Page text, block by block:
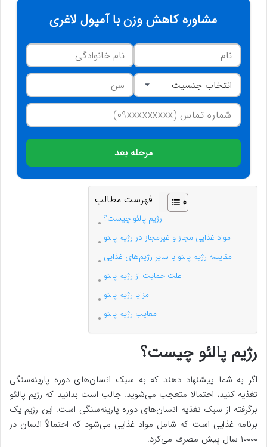
مشاوره کاهش وزن با آمپول لاغری
مرحله بعد
فهرست مطالب
رژیم پالئو چیست؟
مواد غذایی مجاز و غیرمجاز در رژیم پالئو
مقایسه رژیم پالئو با سایر رژیم‌های غذایی
علت حمایت از رژیم پالئو
مزایا رژیم پالئو
معایب رژیم پالئو
رژیم پالئو چیست؟
اگر به شما پیشنهاد دهند که به سبک انسان‌های دوره پارینه‌سنگی
تغذیه کنید، احتمالا متعجب می‌شوید. جالب است بدانید که رژیم پالئو
برگرفته از سبک تغذیه انسان‌های دوره پارینه‌سنگی است. این رژیم یک
برنامه غذایی است که شامل مواد غذایی می‌شود که احتمالاً انسان در
۱۰۰۰۰ سال پیش مصرف می‌کرد.